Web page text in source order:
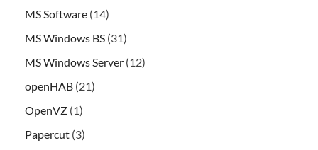
MS Software (14)
MS Windows BS (31)
MS Windows Server (12)
openHAB (21)
OpenVZ (1)
Papercut (3)